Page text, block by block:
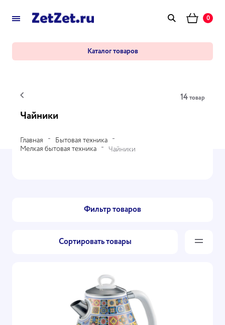
0
Каталог товаров
14 товар
Чайники
Главная
Бытовая техника
Мелкая бытовая техника
Чайники
Фильтр товаров
Сортировать товары